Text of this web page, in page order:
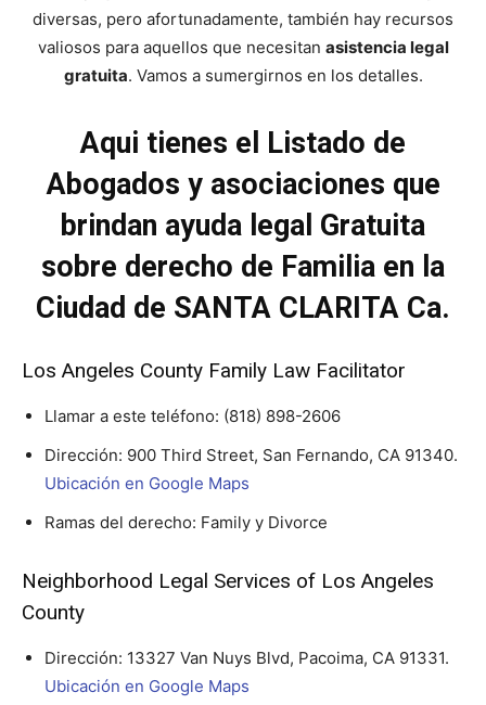
diversas, pero afortunadamente, también hay recursos
valiosos para aquellos que necesitan asistencia legal
gratuita. Vamos a sumergirnos en los detalles.
Aqui tienes el Listado de
Abogados y asociaciones que
brindan ayuda legal Gratuita
sobre derecho de Familia en la
Ciudad de SANTA CLARITA Ca.
Los Angeles County Family Law Facilitator
Llamar a este teléfono: (818) 898-2606
Dirección: 900 Third Street, San Fernando, CA 91340.
Ubicación en Google Maps
Ramas del derecho: Family y Divorce
Neighborhood Legal Services of Los Angeles
County
Dirección: 13327 Van Nuys Blvd, Pacoima, CA 91331.
Ubicación en Google Maps